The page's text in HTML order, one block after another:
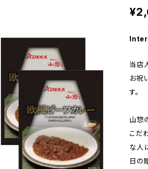
当店
お祝
す。
山惣
こだ
な人
日の